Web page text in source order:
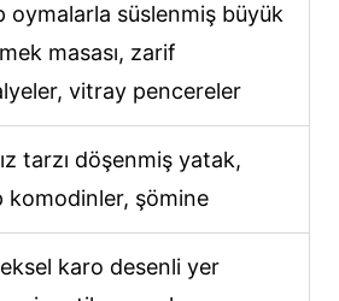
oymalarla süslenmiş büyük
masası, zarif
vitray pencereler
tarzı döşenmiş yatak,
komodinler, şömine
karo desenli yer